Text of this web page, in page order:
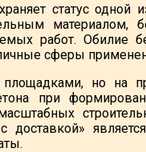
статус одной
материалом,
работ. Обилие
сферы
но на
при
доставкой»